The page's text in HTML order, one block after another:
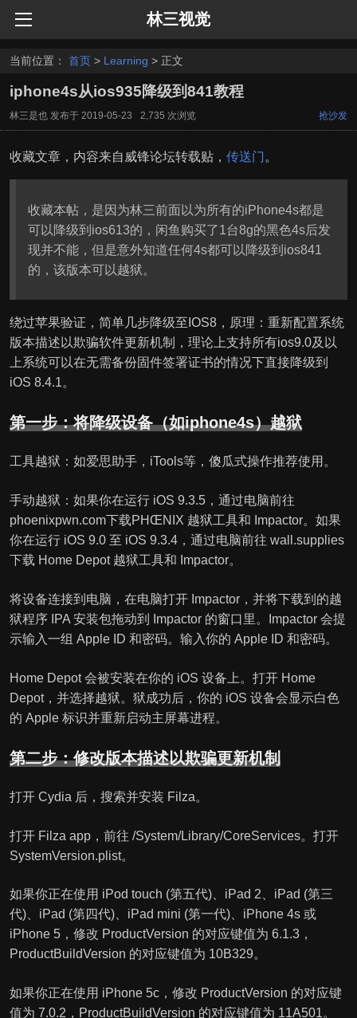
林三视觉
当前位置： 首页> Learning > 正文
iphone4s从ios935降级到841教程
林三是也发布于 2019-05-23 2,735 次浏览 抢沙发
收藏文章，内容来自威锋论坛转载贴， 传送门 。
收藏本帖，是因为林三前面以为所有的iPhone4s都是
可以降级到ios613的，闲鱼购买了1台8g的黑色4s后发
现并不能，但是意外知道任何4s都可以降级到ios841
的，该版本可以越狱。
绕过苹果验证，简单几步降级至IOS8，原理：重新配置系统
版本描述以欺骗软件更新机制，理论上支持所有ios9.0及以
上系统可以在无需备份固件签署证书的情况下直接降级到
iOS 8.4.1。
第一步：将降级设备（如iphone4s）越狱
工具越狱：如爱思助手，iTools等，傻瓜式操作推荐使用。
手动越狱：如果你在运行 iOS 9.3.5，通过电脑前往
phoenixpwn.com下载PHŒNIX 越狱工具和 Impactor。如果
你在运行 iOS 9.0 至 iOS 9.3.4，通过电脑前往 wall.supplies
下载 Home Depot 越狱工具和 Impactor。
将设备连接到电脑，在电脑打开 Impactor，并将下载到的越
狱程序 IPA 安装包拖动到 Impactor 的窗口里。Impactor 会提
示输入一组 Apple ID 和密码。输入你的 Apple ID 和密码。
Home Depot 会被安装在你的 iOS 设备上。打开 Home
Depot，并选择越狱。狱成功后，你的 iOS 设备会显示白色
的 Apple 标识并重新启动主屏幕进程。
第二步：修改版本描述以欺骗更新机制
打开 Cydia 后，搜索并安装 Filza。
打开 Filza app，前往 /System/Library/CoreServices。打开
SystemVersion.plist。
如果你正在使用 iPod touch (第五代)、iPad 2、iPad (第三
代)、iPad (第四代)、iPad mini (第一代)、iPhone 4s 或
iPhone 5，修改 ProductVersion 的对应键值为 6.1.3，
ProductBuildVersion 的对应键值为 10B329。
如果你正在使用 iPhone 5c，修改 ProductVersion 的对应键
值为 7.0.2，ProductBuildVersion 的对应键值为 11A501。